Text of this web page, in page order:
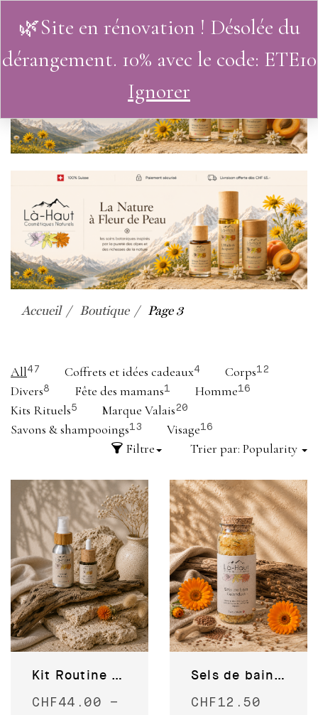
0
Accueil Boutique Page 3
All47 Coffrets et idées cadeaux4 Corps12
Divers8 Fête des mamans1 Homme16
Kits Rituels5 Marque Valais20
Savons & shampooings13 Visage16
Filtre Trier par: Popularity
Kit Routine visage – simple
CHF 44.00 –
Sels de bain au calendula
CHF 12.50
🌿Site en rénovation ! Désolée du
dérangement. 10% avec le code: ETE10
Ignorer